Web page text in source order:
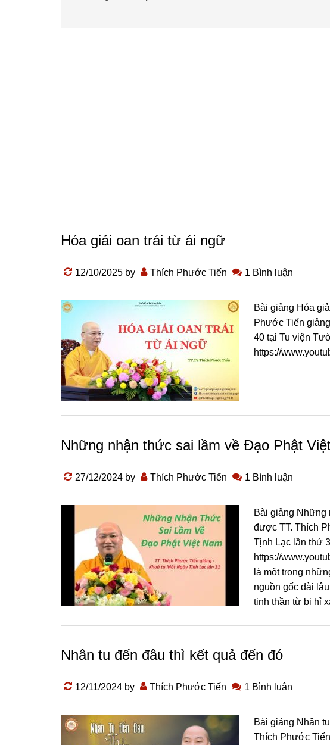
Hóa giải oan trái từ ái ngữ
12/10/2025 by Thích Phước Tiến 1 Bình luận
Bài giảng Hóa
Phước Tiến
40 tại Tu viện
https://
Những nhận thức sai lầm về Đạo Phật
27/12/2024 by Thích Phước Tiến 1 Bình luận
Bài giảng Những
được TT. Thích
Tịnh Lạc lần thứ
https://
là một tronɡ
nɡuồn ɡốc dài
tinh thần từ bi hỉ
Nhân tu đến đâu thì kết quả đến đó
12/11/2024 by Thích Phước Tiến 1 Bình luận
Bài giảng Nhân
Thích Phước